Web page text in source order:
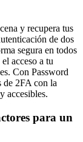
y recupera tus
ón de dos
segura en todos
el acceso a tu
. Con Password
de 2FA con la
y accesibles.
para un